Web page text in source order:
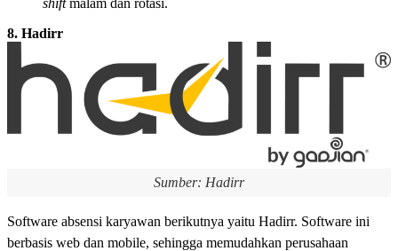
8. Hadirr
Sumber: Hadirr
Software absensi karyawan berikutnya yaitu Hadirr. Software ini
berbasis web dan mobile, sehingga memudahkan perusahaan